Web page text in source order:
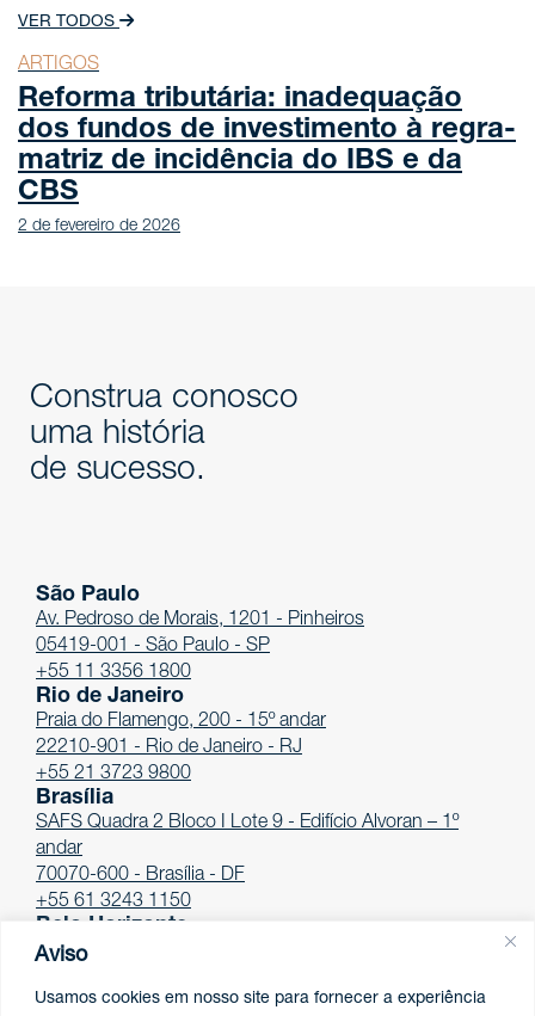
Aviso
Usamos cookies em nosso site para fornecer a experiência
VER TODOS
ARTIGOS
Reforma tributária: inadequação
dos fundos de investimento à regra-
matriz de incidência do IBS e da
CBS
2 de fevereiro de 2026
Construa conosco
uma história
de sucesso.
São Paulo
Av. Pedroso de Morais, 1201 - Pinheiros
05419-001 - São Paulo - SP
+55 11 3356 1800
Rio de Janeiro
Praia do Flamengo, 200 - 15º andar
22210-901 - Rio de Janeiro - RJ
+55 21 3723 9800
Brasília
SAFS Quadra 2 Bloco I Lote 9 - Edifício Alvoran – 1º
andar
70070-600 - Brasília - DF
+55 61 3243 1150
Belo Horizonte
Av. Afonso Pena, 4.100 - 12º andar
+55 31 3261-7747